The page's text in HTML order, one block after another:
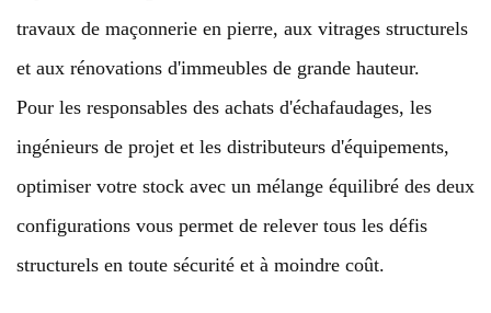
travaux de maçonnerie en pierre, aux vitrages structurels
et aux rénovations d'immeubles de grande hauteur.
Pour les responsables des achats d'échafaudages, les
ingénieurs de projet et les distributeurs d'équipements,
optimiser votre stock avec un mélange équilibré des deux
configurations vous permet de relever tous les défis
structurels en toute sécurité et à moindre coût.